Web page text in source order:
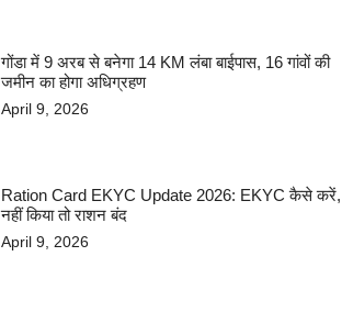
गोंडा में 9 अरब से बनेगा 14 KM लंबा बाईपास, 16 गांवों की
जमीन का होगा अधिग्रहण
April 9, 2026
Ration Card EKYC Update 2026: EKYC कैसे करें,
नहीं किया तो राशन बंद
April 9, 2026